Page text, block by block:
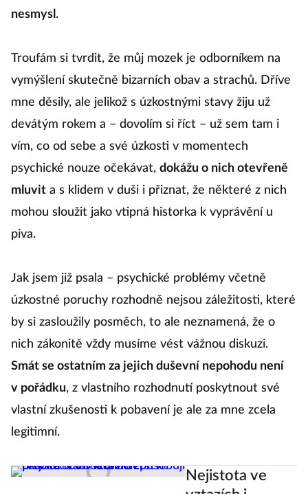
nesmysl .
Troufám si tvrdit, že můj mozek je odborníkem na
vymýšlení skutečně bizarních obav a strachů. Dříve
mne děsily, ale jelikož s úzkostnými stavy žiju už
devátým rokem a – dovolím si říct – už sem tam i
vím, co od sebe a své úzkosti v momentech
psychické nouze očekávat, dokážu o nich otevřeně
mluvit a s klidem v duši i přiznat, že některé z nich
mohou sloužit jako vtipná historka k vyprávění u
piva.
Jak jsem již psala – psychické problémy včetně
úzkostné poruchy rozhodně nejsou záležitosti, které
by si zasloužily posměch, to ale neznamená, že o
nich zákonitě vždy musíme vést vážnou diskuzi.
Smát se ostatním za jejich duševní nepohodu není
v pořádku, z vlastního rozhodnutí poskytnout své
vlastní zkušenosti k pobavení je ale za mne zcela
legitimní.
Nejistota ve